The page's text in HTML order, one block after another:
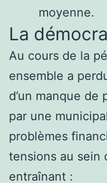
moyenne.
La
Au cours de la
ensemble a
d’un manque
par une
problèmes
tensions au sein
entraînant :